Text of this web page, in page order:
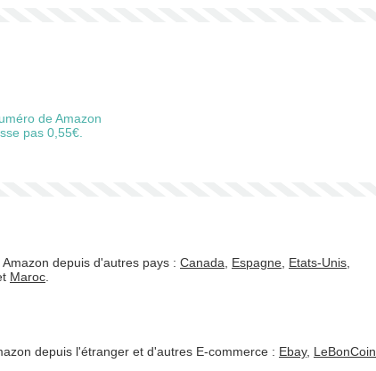
de Amazon
pas 0,55€.
depuis d'autres pays : Canada Espagne Etats-Unis
Maroc
depuis l'étranger et d'autres E-commerce : Ebay, LeBonCoin